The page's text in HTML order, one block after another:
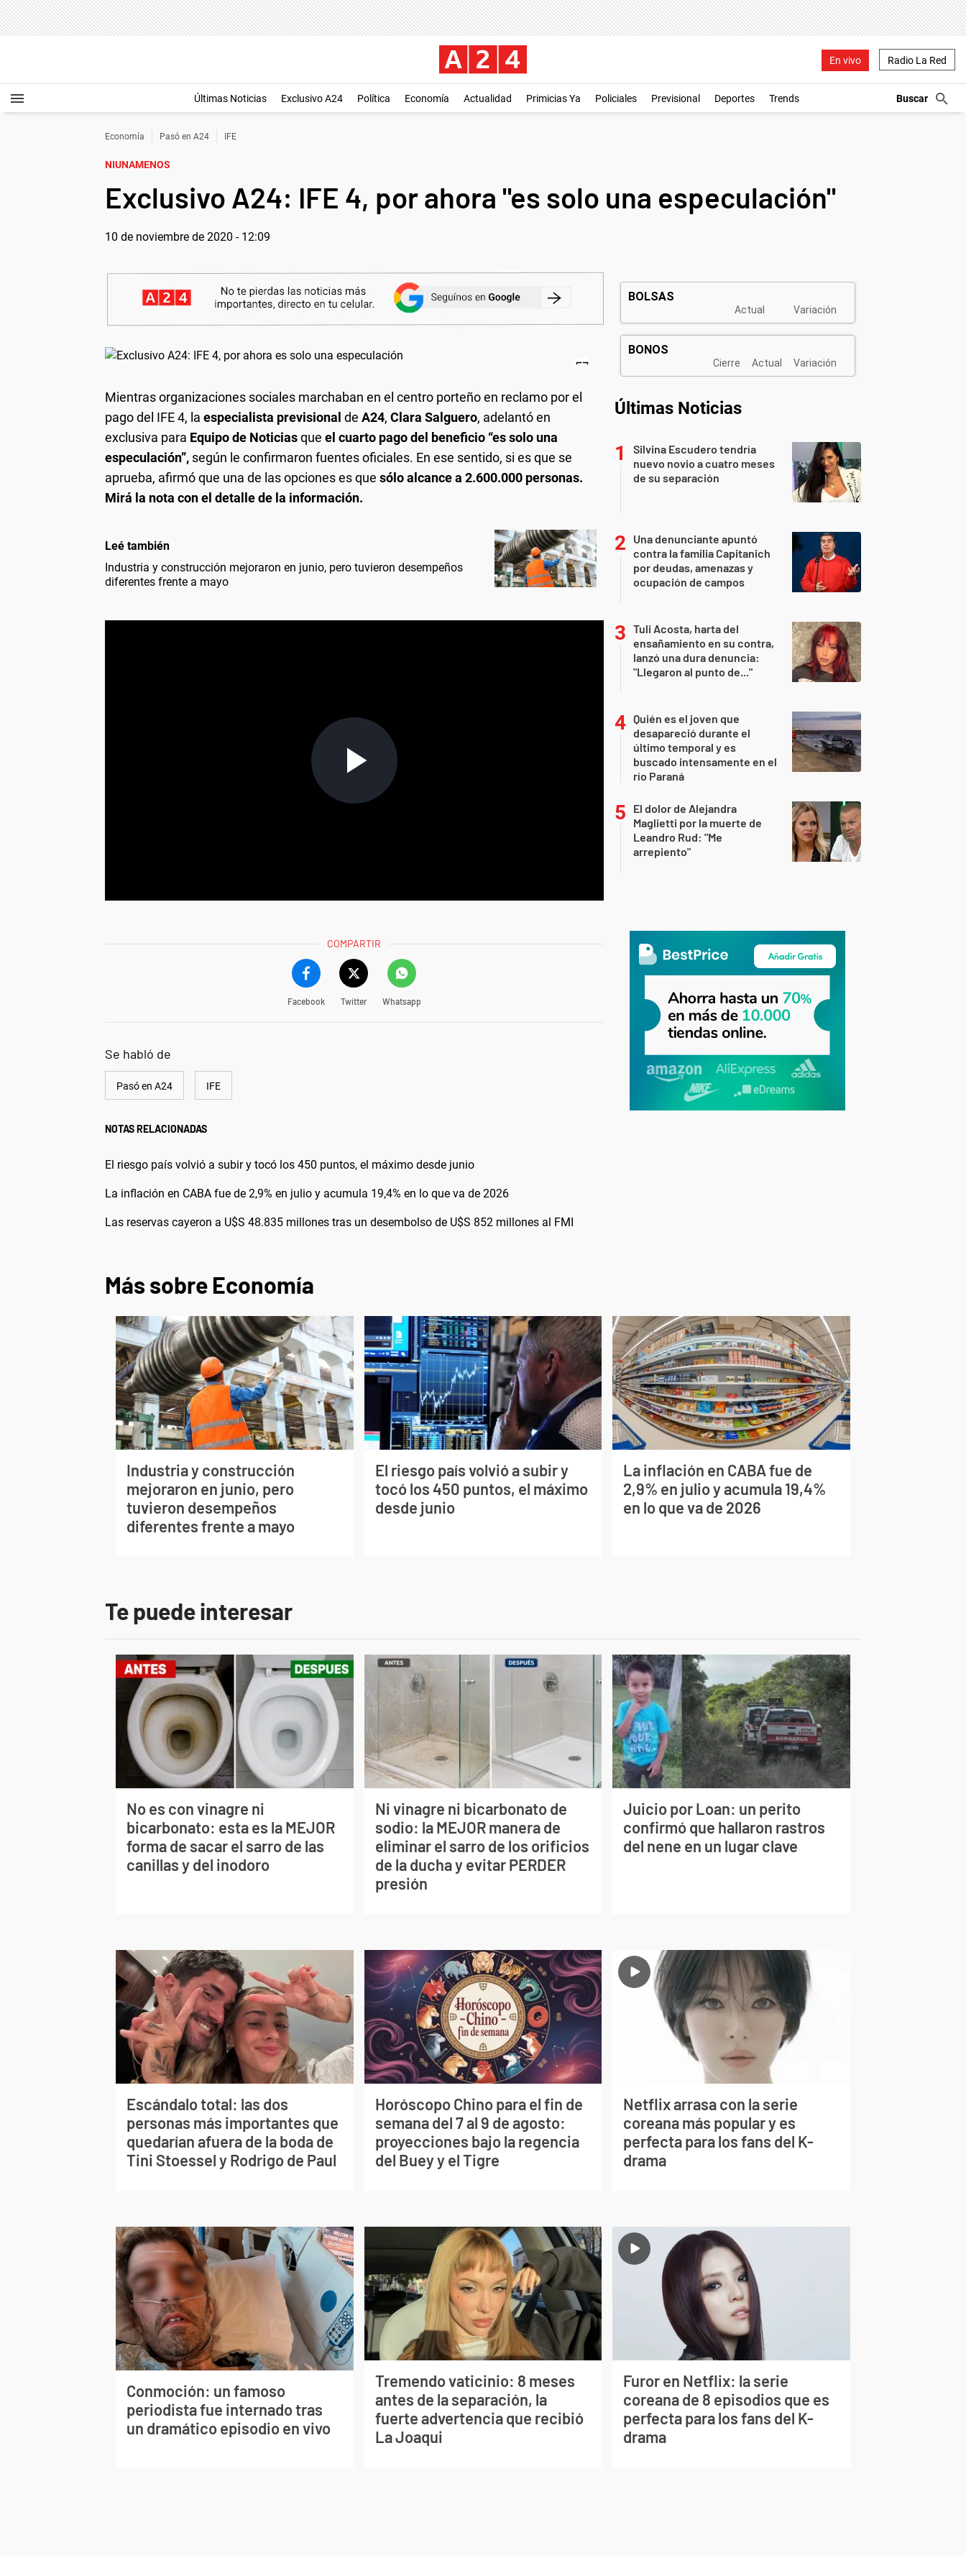
En vivo Radio La Red
Últimas Noticias Exclusivo A24 Política Economía Actualidad Primicias Ya Policiales Previsional Deportes Trends
Economía Pasó en A24 IFE
NIUNAMENOS
Exclusivo A24: IFE 4, por ahora "es solo una especulación"
10 de noviembre de 2020 - 12:09
Mientras organizaciones sociales marchaban en el centro porteño en reclamo por el
pago del IFE 4, la especialista previsional de A24, Clara Salguero, adelantó en
exclusiva para Equipo de Noticiasque el cuarto pago del beneficio “es solo una
especulación”, según le confirmaron fuentes oficiales. En ese sentido, si es que se
aprueba, afirmó que una de las opciones es que sólo alcance a 2.600.000 personas.
Mirá la nota con el detalle de la información.
Leé también
Industria y construcción mejoraron en junio, pero tuvieron desempeños
diferentes frente a mayo
COMPARTIR
Facebook Twitter Whatsapp
Se habló de
Pasó en A24 IFE
NOTAS RELACIONADAS
El riesgo país volvió a subir y tocó los 450 puntos, el máximo desde junio
La inflación en CABA fue de 2,9% en julio y acumula 19,4% en lo que va de 2026
Las reservas cayeron a U$S 48.835 millones tras un desembolso de U$S 852 millones al FMI
Últimas Noticias
Silvina Escudero tendría
nuevo novio a cuatro meses
de su separación
Una denunciante apuntó
contra la familia Capitanich
por deudas, amenazas y
ocupación de campos
Tuli Acosta, harta del
ensañamiento en su contra,
lanzó una dura denuncia:
"Llegaron al punto de..."
Quién es el joven que
desapareció durante el
último temporal y es
buscado intensamente en el
río Paraná
El dolor de Alejandra
Maglietti por la muerte de
Leandro Rud: "Me
arrepiento"
Más sobre Economía
Industria y construcción
mejoraron en junio, pero
tuvieron desempeños
diferentes frente a mayo
El riesgo país volvió a subir y
tocó los 450 puntos, el máximo
desde junio
La inflación en CABA fue de
2,9% en julio y acumula 19,4%
en lo que va de 2026
Te puede interesar
No es con vinagre ni
bicarbonato: esta es la MEJOR
forma de sacar el sarro de las
canillas y del inodoro
Ni vinagre ni bicarbonato de
sodio: la MEJOR manera de
eliminar el sarro de los orificios
de la ducha y evitar PERDER
presión
Juicio por Loan: un perito
confirmó que hallaron rastros
del nene en un lugar clave
Escándalo total: las dos
personas más importantes que
quedarían afuera de la boda de
Tini Stoessel y Rodrigo de Paul
Horóscopo Chino para el fin de
semana del 7 al 9 de agosto:
proyecciones bajo la regencia
del Buey y el Tigre
Netflix arrasa con la serie
coreana más popular y es
perfecta para los fans del K-
drama
Conmoción: un famoso
periodista fue internado tras
un dramático episodio en vivo
Tremendo vaticinio: 8 meses
antes de la separación, la
fuerte advertencia que recibió
La Joaqui
Furor en Netflix: la serie
coreana de 8 episodios que es
perfecta para los fans del K-
drama